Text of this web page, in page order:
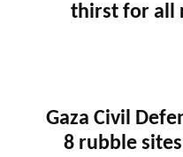
thirst for all
Gaza Civil
8 rubble